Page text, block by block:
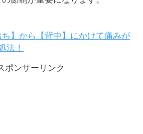
ち】から【背中】にかけて痛みが
法！
ポンサーリンク